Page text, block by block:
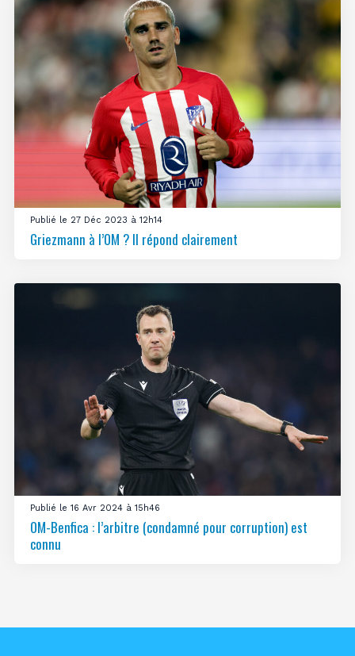
Publié le 27 Déc 2023 à 12h14
Griezmann à l’OM ? Il répond clairement
Publié le 16 Avr 2024 à 15h46
OM-Benfica : l’arbitre (condamné pour corruption) est
connu